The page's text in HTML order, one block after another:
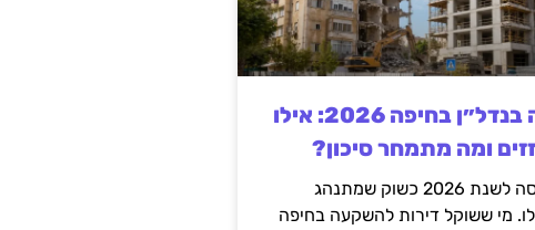
השקעה בנדל״ן בחיפה 2026: אילו
ומה מתמחר סיכון?
חיפה נכנסה לשנת 2026 כשוק שמתנהג
מי ששוקל דירות להשקעה בחיפה